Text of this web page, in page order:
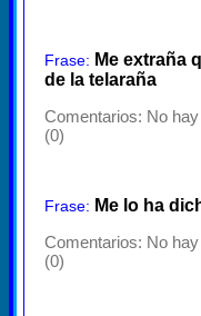
Frase: Me extraña
de la telaraña
Comentarios: No
(0)
Frase: Me lo ha
Comentarios: No
(0)